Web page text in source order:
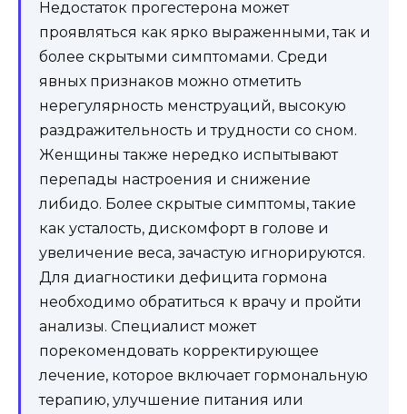
Недостаток прогестерона может
проявляться как ярко выраженными, так и
более скрытыми симптомами. Среди
явных признаков можно отметить
нерегулярность менструаций, высокую
раздражительность и трудности со сном.
Женщины также нередко испытывают
перепады настроения и снижение
либидо. Более скрытые симптомы, такие
как усталость, дискомфорт в голове и
увеличение веса, зачастую игнорируются.
Для диагностики дефицита гормона
необходимо обратиться к врачу и пройти
анализы. Специалист может
порекомендовать корректирующее
лечение, которое включает гормональную
терапию, улучшение питания или